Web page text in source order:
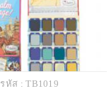
รหัส : TB1019